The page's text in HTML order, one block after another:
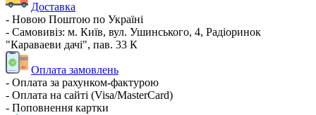
Доставка
- Новою Поштою по Україні
- Самовивіз: м. Київ, вул. Ушинського, 4, Радіоринок
"Караваеви дачі", пав. 33 К
Оплата замовлень
- Оплата за рахунком-фактурою
- Оплата на сайті (Visa/MasterCard)
- Поповнення картки